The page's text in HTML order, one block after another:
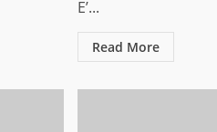
E’...
Read More